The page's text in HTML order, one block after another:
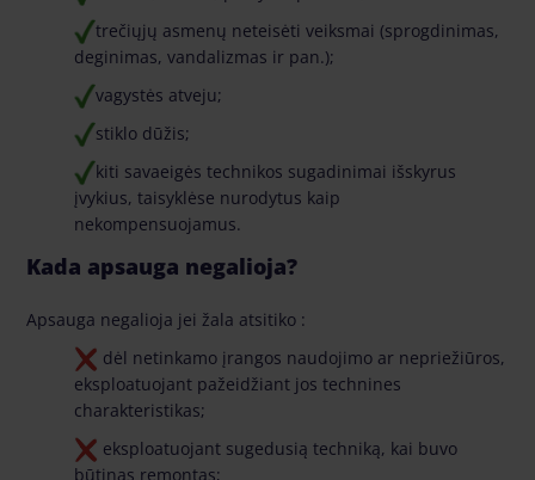
trečiųjų asmenų neteisėti veiksmai (sprogdinimas,
deginimas, vandalizmas ir pan.);
vagystės atveju;
stiklo dūžis;
kiti savaeigės technikos sugadinimai išskyrus
įvykius, taisyklėse nurodytus kaip
nekompensuojamus.
Kada apsauga negalioja?
Apsauga negalioja jei žala atsitiko :
dėl netinkamo įrangos naudojimo ar nepriežiūros,
eksploatuojant pažeidžiant jos technines
charakteristikas;
eksploatuojant sugedusią techniką, kai buvo
būtinas remontas;